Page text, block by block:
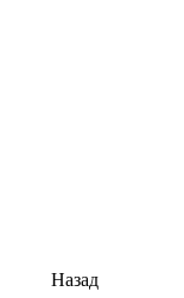
Назад